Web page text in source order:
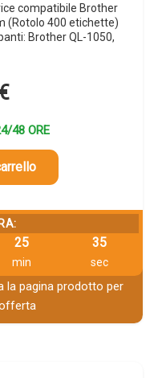
compatibile Brother
(Rotolo 400 etichette)
Brother QL-1050,
€
48 ORE
25
min
33
sec
la pagina prodotto per